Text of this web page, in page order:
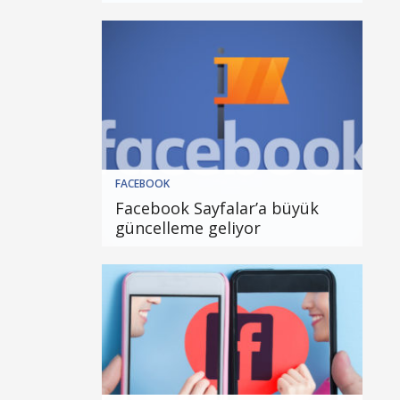
FACEBOOK
Facebook Sayfalar’a büyük
güncelleme geliyor